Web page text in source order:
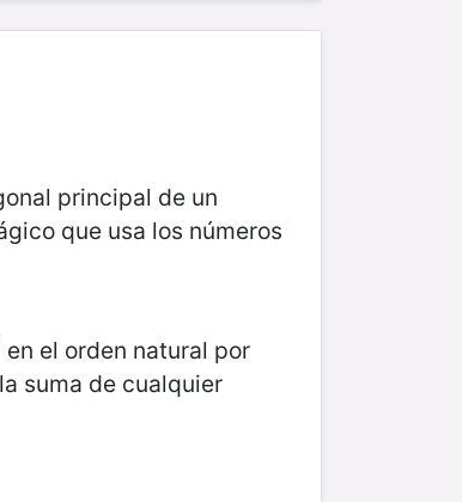
principal de un
que usa los números
en el orden natural por
suma de cualquier